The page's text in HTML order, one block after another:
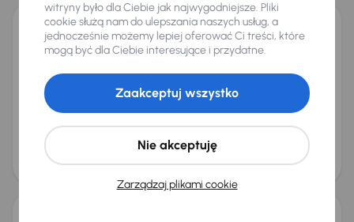
Audi A4
188 788 km 2.0 TDI 110 kW
2.0 TDI Automat Skóra Navi +6 kolejnych
Miesięczna rata
od 280 zł
Cena promocyjna
44 000 zł
Najniższa cena z 30 dni przed
obniżką
45 000 zł
Cena po obniżce
witryny było dla Ciebie jak najwygodniejsze. Pliki
cookie służą nam do ulepszania naszych usług, a
jednocześnie możemy lepiej oferować Ci treści, które
mogą być dla Ciebie interesujące i przydatne.
Zarządzaj plikami cookie
Nie akceptuję
Zaakceptuj wszystko